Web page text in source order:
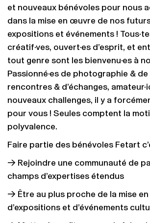
et nouveaux bénévoles pour nous
dans la mise en œuvre de nos
expositions et événements !
créatif·ves, ouvert·es d’esprit, et
tout genre sont les bienvenu·es à
Passionné·es de photographie &
rencontres & d’échanges,
nouveaux challenges, il y a
pour vous ! Seules comptent la
polyvalence.
Faire partie des bénévoles Fetart
→ Rejoindre une communauté de
champs d’expertises étendus
→ Être au plus proche de la mise
d’expositions et d’événements